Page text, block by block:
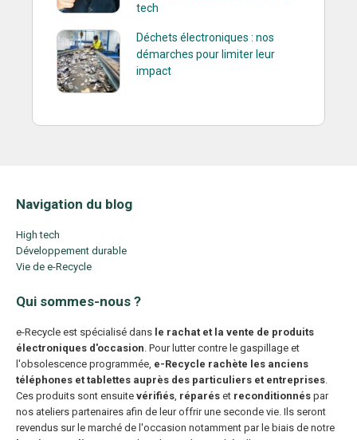
tech
Déchets électroniques : nos
démarches pour limiter leur
impact
Navigation du blog
High tech
Développement durable
Vie de e-Recycle
Qui sommes-nous ?
e-Recycle est spécialisé dans le rachat et la vente de produits
électroniques d'occasion . Pour lutter contre le gaspillage et
l'obsolescence programmée, e-Recycle rachète les anciens
téléphones et tablettes auprès des particuliers et entreprises
Ces produits sont ensuitevérifiés réparés et reconditionnés par
nos ateliers partenaires afin de leur offrir une seconde vie. Ils seront
revendus sur le marché de l'occasion notamment par le biais de notre